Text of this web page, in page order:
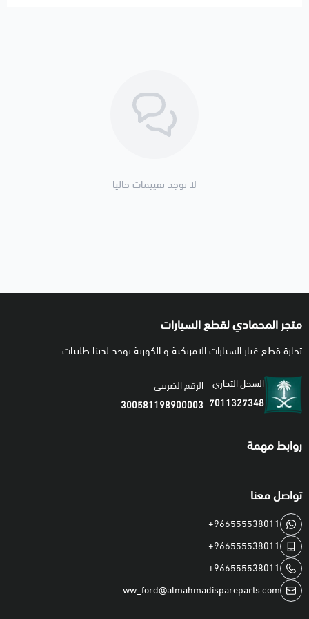
✔️ يرجى تحديد الموقع (يمين / يسار / أمامي)
🚚 الشحن والتوصيل
🔒 تنويه هام
تنتهي مسؤوليتنا بعد تسليم الشحنة لشركة النقل
لا توجد تقييمات حاليا
متجر المحمادي لقطع السيارات
تجارة قطع غيار السيارات الامريكية و الكورية يوجد لدينا طلبيات
السجل التجاري
7011327348
الرقم الضريبي
300581198900003
روابط مهمة
تواصل معنا
+966555538011
+966555538011
+966555538011
ww_ford@almahmadispareparts.com